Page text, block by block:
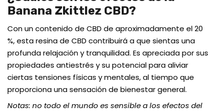
Banana Zkittlez CBD?
Con un contenido de CBD de aproximadamente el 20
%, esta resina de CBD contribuirá a que sientas una
profunda relajación y tranquilidad. Es apreciada por sus
propiedades antiestrés y su potencial para aliviar
ciertas tensiones físicas y mentales, al tiempo que
proporciona una sensación de bienestar general.
Notas: no todo el mundo es sensible a los efectos del